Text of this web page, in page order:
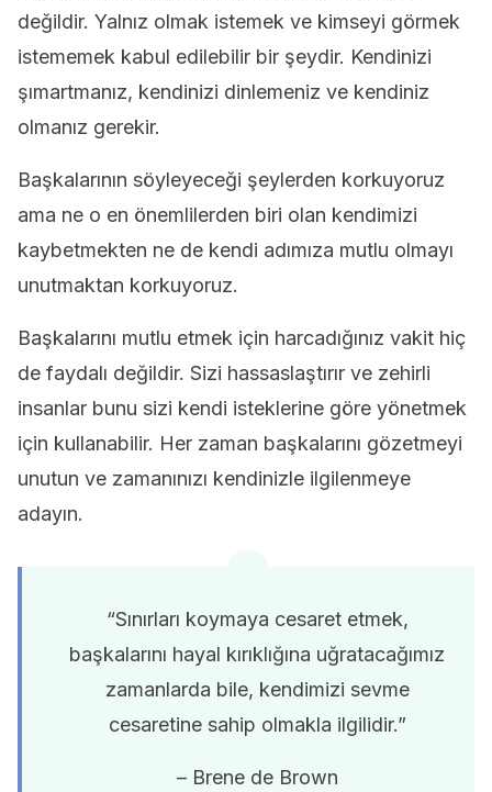
değildir. Yalnız olmak istemek ve kimseyi görmek
istememek kabul edilebilir bir şeydir. Kendinizi
şımartmanız, kendinizi dinlemeniz ve kendiniz
olmanız gerekir.
Başkalarının söyleyeceği şeylerden korkuyoruz
ama ne o en önemlilerden biri olan kendimizi
kaybetmekten ne de kendi adımıza mutlu olmayı
unutmaktan korkuyoruz.
Başkalarını mutlu etmek için harcadığınız vakit hiç
de faydalı değildir. Sizi hassaslaştırır ve zehirli
insanlar bunu sizi kendi isteklerine göre yönetmek
için kullanabilir. Her zaman başkalarını gözetmeyi
unutun ve zamanınızı kendinizle ilgilenmeye
adayın.
“Sınırları koymaya cesaret etmek,
başkalarını hayal kırıklığına uğratacağımız
zamanlarda bile, kendimizi sevme
cesaretine sahip olmakla ilgilidir.”
– Brene de Brown